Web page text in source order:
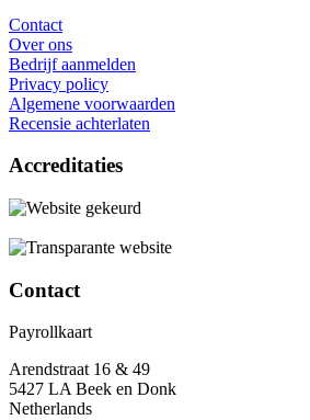
Contact
Over ons
Bedrijf aanmelden
Privacy policy
Algemene voorwaarden
Recensie achterlaten
Accreditaties
Contact
Payrollkaart
Arendstraat 16 & 49
5427 LA Beek en Donk
Netherlands